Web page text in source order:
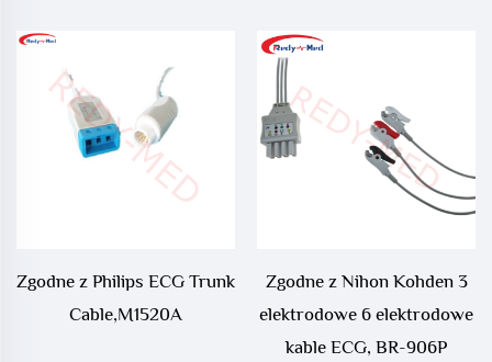
EKG,M1972A,M1970A,M1977A,M1975A
Zgodne z Philips ECG Trunk
Cable,M1520A
Zgodne z Nihon Kohden 3
elektrodowe 6 elektrodowe
kable ECG, BR-906P